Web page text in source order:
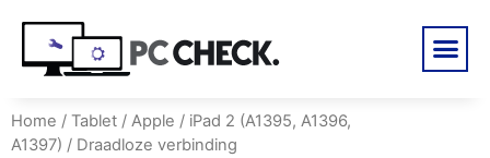
Home / Tablet / Apple / iPad 2 (A1395, A1396,
A1397) / Draadloze verbinding